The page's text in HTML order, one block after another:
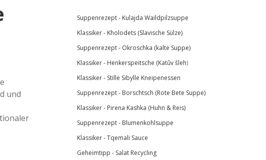
und
Suppenrezept - Kulajda Waildpilzsuppe
Klassiker - Kholodets (Slavische Sülze)
Suppenrezept - Okroschka (kalte Suppe)
Klassiker - Henkerspeitsche (Katův šleh)
Klassiker - Stille Sibylle Kneipenessen
Suppenrezept - Borschtsch (Rote Bete Suppe)
Klassiker - Pirena Kashka (Huhn & Reis)
Suppenrezept - Blumenkohlsuppe
Klassiker -Tqemali Sauce
Geheimtipp - Salat Recycling